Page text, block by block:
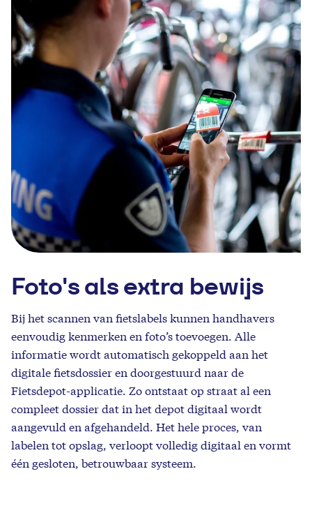
Foto's als extra bewijs
Bij het scannen van fietslabels kunnen handhavers
eenvoudig kenmerken en foto’s toevoegen. Alle
informatie wordt automatisch gekoppeld aan het
digitale fietsdossier en doorgestuurd naar de
Fietsdepot-applicatie. Zo ontstaat op straat al een
compleet dossier dat in het depot digitaal wordt
aangevuld en afgehandeld. Het hele proces, van
labelen tot opslag, verloopt volledig digitaal en vormt
één gesloten, betrouwbaar systeem.